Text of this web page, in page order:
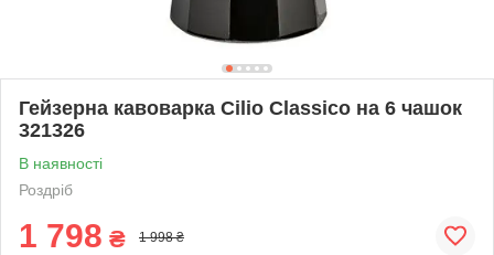
Гейзерна кавоварка Cilio Classico на 6 чашок
321326
В наявності
Роздріб
1 798 ₴ 1 998 ₴